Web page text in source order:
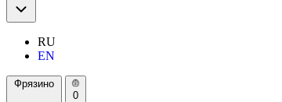
RU
EN
Фрязино
0